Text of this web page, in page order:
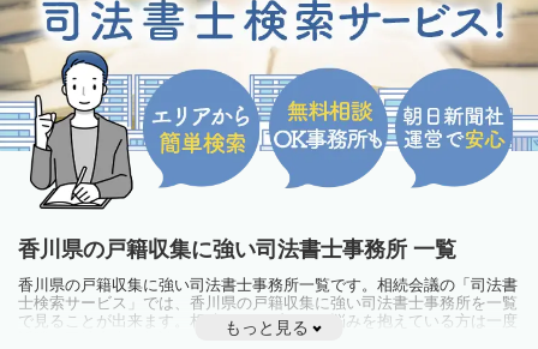
香川県の戸籍収集に強い司法書士事務所 一覧
香川県の戸籍収集に強い司法書士事務所一覧です。相続会議の「司法書
士検索サービス」では、香川県の戸籍収集に強い司法書士事務所を一覧
で見ることが出来ます。相続のトラブルやお悩みを抱えている方は一度
近隣の司法書士に相談してみましょう。
もっと見る